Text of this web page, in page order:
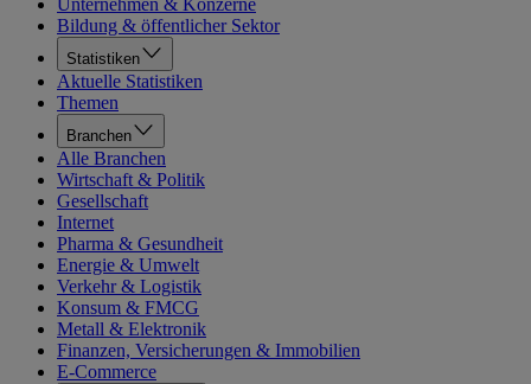
Unternehmen & Konzerne
Bildung & öffentlicher Sektor
Statistiken
Aktuelle Statistiken
Themen
Branchen
Alle Branchen
Wirtschaft & Politik
Gesellschaft
Internet
Pharma & Gesundheit
Energie & Umwelt
Verkehr & Logistik
Konsum & FMCG
Metall & Elektronik
Finanzen, Versicherungen & Immobilien
E-Commerce